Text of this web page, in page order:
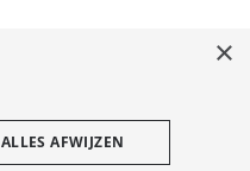
×
ALLES AFWIJZEN